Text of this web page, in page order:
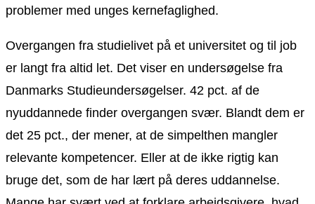
problemer med unges kernefaglighed.
Overgangen fra studielivet på et universitet og til job
er langt fra altid let. Det viser en undersøgelse fra
Danmarks Studieundersøgelser. 42 pct. af de
nyuddannede finder overgangen svær. Blandt dem er
det 25 pct., der mener, at de simpelthen mangler
relevante kompetencer. Eller at de ikke rigtig kan
bruge det, som de har lært på deres uddannelse.